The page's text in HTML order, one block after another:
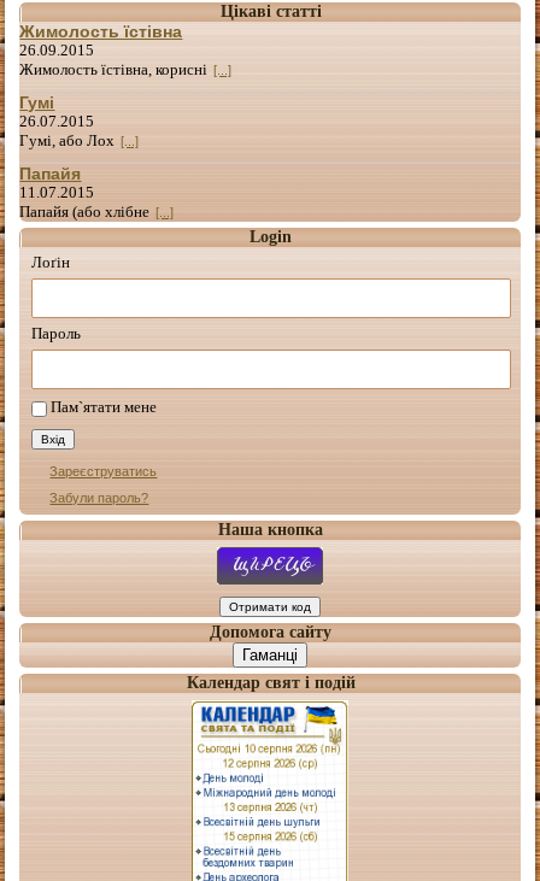
Цікаві статті
Жимолость їстівна
26.09.2015
Жимолость їстівна, корисні [...]
Гумі
26.07.2015
Гумі, або Лох [...]
Папайя
11.07.2015
Папайя (або хлібне [...]
Login
Лоґін
Пароль
Пам`ятати мене
Зареєструватись
Забули пароль?
Наша кнопка
Допомога сайту
Гаманці
Календар свят і подій